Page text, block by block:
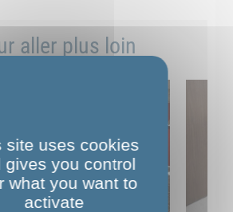
aller plus loin
site uses cookies
gives you control
what you want to
activate